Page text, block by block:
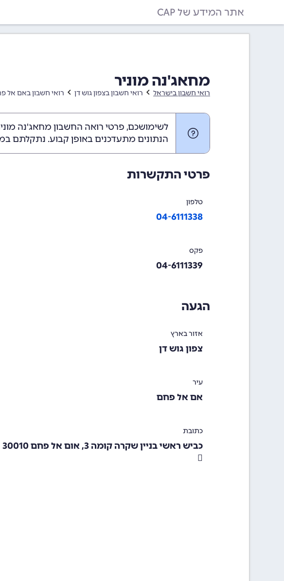
אתר המידע של CAP
מחאג'נה מוניר
רואי חשבון בישראל רואי חשבון בצפון גוש דן רואי חשבון באם אל
לשימושכם, פרטי רואה החשבון מחאג'נה
הנתונים מתעדכנים באופן קבוע. נתקלתם
פרטי התקשרות
טלפון
04-6111338
פקס
04-6111339
הגעה
אזור בארץ
צפון גוש דן
עיר
אם אל פחם
כתובת
כביש ראשי בניין שקרה קומה 3, אום אל פחם 30010